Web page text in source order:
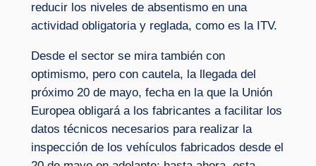
reducir los niveles de absentismo en una
actividad obligatoria y reglada, como es la ITV.
Desde el sector se mira también con
optimismo, pero con cautela, la llegada del
próximo 20 de mayo, fecha en la que la Unión
Europea obligará a los fabricantes a facilitar los
datos técnicos necesarios para realizar la
inspección de los vehículos fabricados desde el